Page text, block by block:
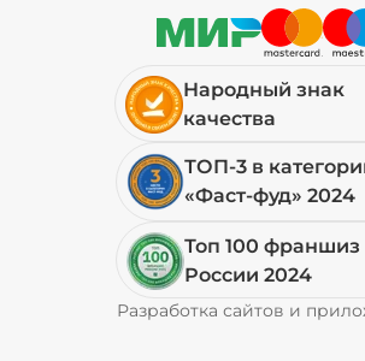
Народный знак
качества
ТОП-3 в
«Фаст-фуд» 2024
Топ 100 франшиз
России 2024
Разработка сайтов и
Pyrobyte